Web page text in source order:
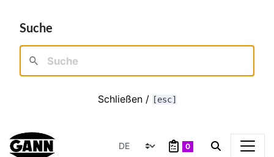
Suche
Schließen / [esc]
0